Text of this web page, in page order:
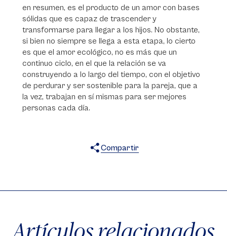
en resumen, es el producto de un amor con bases
sólidas que es capaz de trascender y
transformarse para llegar a los hijos. No obstante,
si bien no siempre se llega a esta etapa, lo cierto
es que el amor ecológico, no es más que un
continuo ciclo, en el que la relación se va
construyendo a lo largo del tiempo, con el objetivo
de perdurar y ser sostenible para la pareja, que a
la vez, trabajan en sí mismas para ser mejores
personas cada día.
Compartir
Artículos relacionados